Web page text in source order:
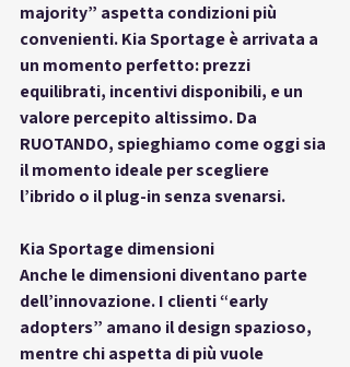
majority” aspetta condizioni più
convenienti. Kia Sportage è arrivata a
un momento perfetto: prezzi
equilibrati, incentivi disponibili, e un
valore percepito altissimo. Da
RUOTANDO, spieghiamo come oggi sia
il momento ideale per scegliere
l’ibrido o il plug-in senza svenarsi.
Kia Sportage dimensioni
Anche le dimensioni diventano parte
dell’innovazione. I clienti “early
adopters” amano il design spazioso,
mentre chi aspetta di più vuole